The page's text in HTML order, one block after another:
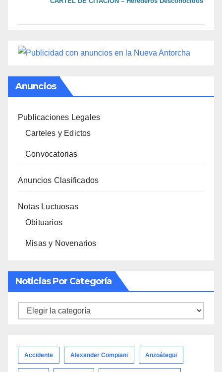
Anuncios
Publicaciones Legales
Carteles y Edictos
Convocatorias
Anuncios Clasificados
Notas Luctuosas
Obituarios
Misas y Novenarios
Noticias Por Categoría
Noticias
Accidente Alexander Compiani Anzoátegui